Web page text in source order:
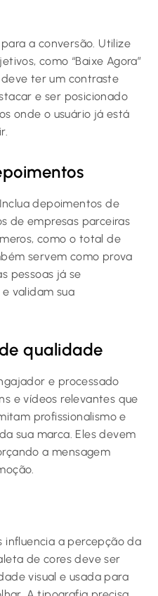
a conversão. Utilize
como “Baixe Agora”
deve ter um contraste
e ser posicionado
onde o usuário já está
depoimentos de
de empresas parceiras
como o total de
servem como prova
pessoas já se
validam sua
qualidade
e processado
e vídeos relevantes que
profissionalismo e
sua marca. Eles devem
a mensagem
influencia a percepção da
de cores deve ser
visual e usada para